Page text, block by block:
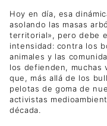
Hoy en día, esa
asolando las masas
territorial», pero debe
intensidad: contra los
animales y las
los defienden, muchas
que, más allá de los
pelotas de goma de
activistas
década.